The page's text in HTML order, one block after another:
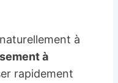
à
à
rapidement